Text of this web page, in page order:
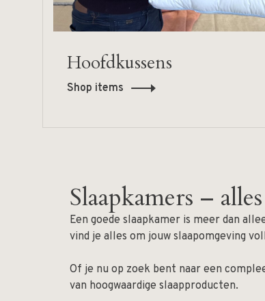
Hoofdkussens
Shop items
Slaapkamers –
Een goede slaapkamer is meer dan
vind je alles om jouw slaapomgeving
Of je nu op zoek bent naar een
van hoogwaardige slaapproducten.